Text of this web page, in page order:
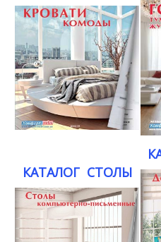
КАТАЛОГ СТОЛЫ